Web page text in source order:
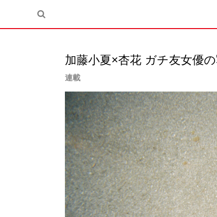
加藤小夏×杏花 ガチ友女優
連載